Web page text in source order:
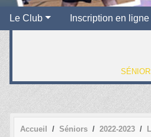
Le Club Inscription en ligne
Accueil Séniors 2022-2023